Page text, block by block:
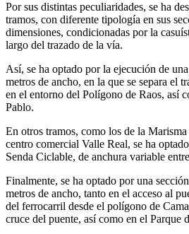
Por sus distintas peculiaridades, se ha
tramos, con diferente tipología en sus
dimensiones, condicionadas por la
largo del trazado de la vía.
Así, se ha optado por la ejecución de
metros de ancho, en la que se separa el
en el entorno del Polígono de Raos, así
Pablo.
En otros tramos, como los de la
centro comercial Valle Real, se ha
Senda Ciclable, de anchura variable
Finalmente, se ha optado por una
metros de ancho, tanto en el acceso al
del ferrocarril desde el polígono de
cruce del puente, así como en el Parque